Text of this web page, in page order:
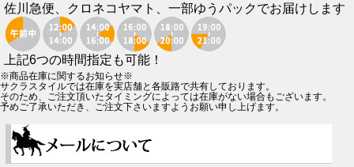
佐川急便、クロネコヤマト、一部ゆうパックでお届けします
上記6つの時間指定も可能！
※商品在庫に関するお知らせ※
サクラスタイルでは在庫を実店舗と各販路で共有しております。
そのため、ご注文頂いたタイミングによっては在庫がない場合もございます。
予めご了承いただき、ご注文下さいますようお願い申し上げます。